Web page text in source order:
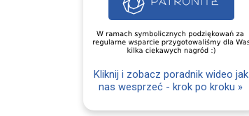
Kliknij i zobacz poradnik wideo jak
nas wesprzeć - krok po kroku »